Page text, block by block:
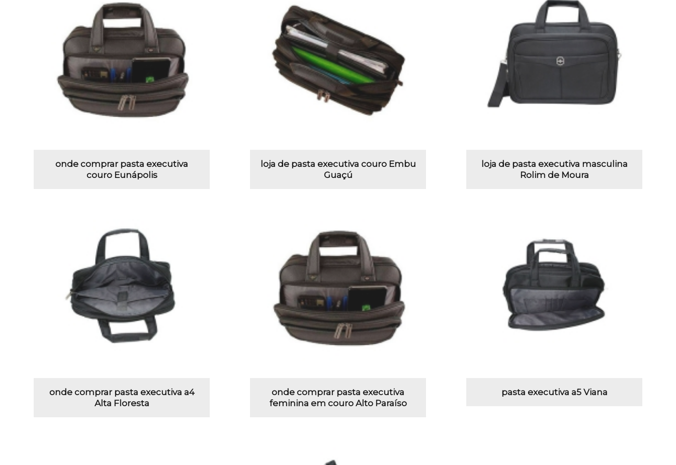
onde comprar pasta executiva
couro Eunápolis
loja de pasta executiva couro Embu
Guaçú
loja de pasta executiva masculina
Rolim de Moura
onde comprar pasta executiva a4
Alta Floresta
onde comprar pasta executiva
feminina em couro Alto Paraíso
pasta executiva a5 Viana